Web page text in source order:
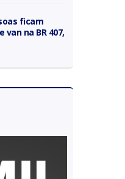
ficam
na BR 407,